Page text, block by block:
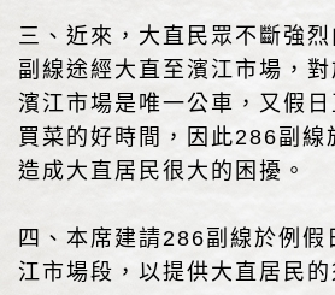
三、近來，大直民眾不斷強
副線途經大直至濱江市場，
濱江市場是唯一公車，又假
買菜的好時間，因此286副線
造成大直居民很大的困擾。
四、本席建請286副線於例假
江市場段，以提供大直居民的